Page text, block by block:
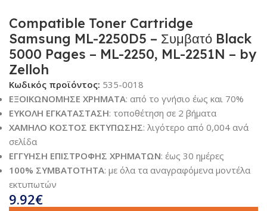
Compatible Toner Cartridge
Samsung ML-2250D5 – Συμβατό Black
5000 Pages – ML-2250, ML-2251N – by
Zelloh
Κωδικός προϊόντος: 535-0018
ΕΞΟΙΚΩΝΟΜΗΣΕ ΧΡΗΜΑΤΑ: από το γνήσιο έως και 70%
ΕΥΚΟΛΗ ΕΓΚΑΤΑΣΤΑΣΗ: τοποθέτηση σε 2 βήματα
ΧΑΜΗΛΟ ΚΟΣΤΟΣ ΕΚΤΥΠΩΣΗΣ: λιγότερο από 0,004 ανά
σελίδα
ΕΓΓΥΗΣΗ ΕΠΙΣΤΡΟΦΗΣ ΧΡΗΜΑΤΩΝ: έως 30 ημέρες
100% ΣΥΜΒΑΤΟΤΗΤΑ: με όλα τα αναγραφόμενα μοντέλα
εκτυπωτών
9.92€